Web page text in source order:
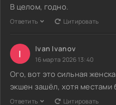
В целом, годно.
Ответить Цитировать
I Ivan Ivanov
16 марта 2026 13:40
Ого, вот это сильная
экшен зашёл, хотя местами
Ответить Цитировать